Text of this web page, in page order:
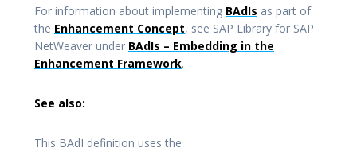
For information about implementing BAdIs as part of
the Enhancement Concept, see SAP Library for SAP
NetWeaver under BAdIs – Embedding in the
Enhancement Framework.
See also:
This BAdI definition uses the